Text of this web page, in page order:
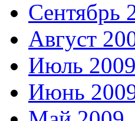
Сентябрь
Август
Июль 2009
Июнь